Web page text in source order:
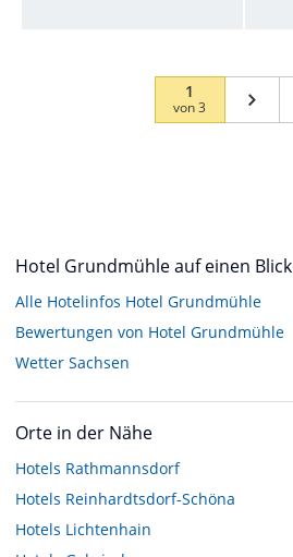
1
von3
Hotel Grundmühle auf einen Blick
Alle Hotelinfos Hotel Grundmühle
Bewertungen von Hotel Grundmühle
Wetter Sachsen
Orte in der Nähe
Hotels Rathmannsdorf
Hotels Reinhardtsdorf-Schöna
Hotels Lichtenhain